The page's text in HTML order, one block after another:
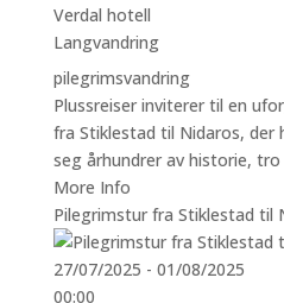
Verdal hotell
Langvandring
pilegrimsvandring
Plussreiser inviterer til en
fra Stiklestad til Nidaros,
seg århundrer av historie,
More Info
Pilegrimstur fra Stiklestad til
27/07/2025 - 01/08/2025
00:00